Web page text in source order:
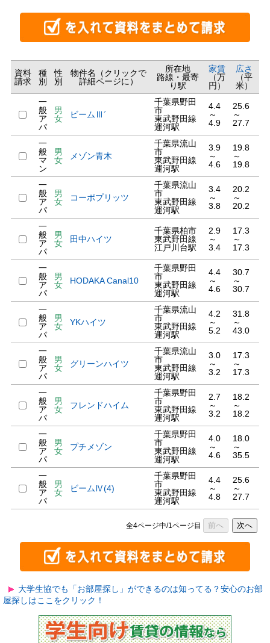
資料
請求
種
別
性
別
物件名（クリックで
詳細ページに）
所在地
路線・最寄
り駅
家賃
（万
円）
広さ
（平
米）
一
般
ア
パ
男
女
ビームⅢ´
千葉県野田
市
東武野田線
運河駅
4.4
～
4.9
25.6
～
27.7
一
般
マ
ン
男
女
メゾン青木
千葉県流山
市
東武野田線
運河駅
3.9
～
4.6
19.8
～
19.8
一
般
ア
パ
男
女
コーポプリッツ
千葉県流山
市
東武野田線
運河駅
3.4
～
3.8
20.2
～
20.2
一
般
ア
パ
男
女
田中ハイツ
千葉県柏市
東武野田線
江戸川台駅
2.9
～
3.4
17.3
～
17.3
一
般
ア
パ
男
女
HODAKA Canal10
千葉県野田
市
東武野田線
運河駅
4.4
～
4.6
30.7
～
30.7
一
般
ア
パ
男
女
YKハイツ
千葉県流山
市
東武野田線
運河駅
4.2
～
5.2
31.8
～
43.0
一
般
ア
パ
男
女
グリーンハイツ
千葉県流山
市
東武野田線
運河駅
3.0
～
3.2
17.3
～
17.3
一
般
ア
パ
男
女
フレンドハイム
千葉県野田
市
東武野田線
運河駅
2.7
～
3.2
18.2
～
18.2
一
般
ア
パ
男
女
プチメゾン
千葉県野田
市
東武野田線
運河駅
4.0
～
4.6
18.0
～
35.5
一
般
ア
パ
男
女
ビームⅣ(4)
千葉県野田
市
東武野田線
運河駅
4.4
～
4.8
25.6
～
27.7
全4ページ中/1ページ目 前へ 次へ
大学生協でも「お部屋探し」ができるのは知ってる？安心のお部
屋探しはここをクリック！